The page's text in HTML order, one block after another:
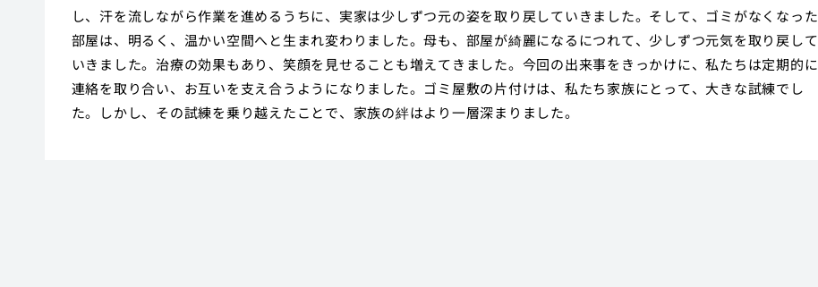
し、汗を流しながら作業を進めるうちに、実家は少しずつ元の姿を取り戻していきました。そして、ゴミがなくなった
部屋は、明るく、温かい空間へと生まれ変わりました。母も、部屋が綺麗になるにつれて、少しずつ元気を取り戻して
いきました。治療の効果もあり、笑顔を見せることも増えてきました。今回の出来事をきっかけに、私たちは定期的に
連絡を取り合い、お互いを支え合うようになりました。ゴミ屋敷の片付けは、私たち家族にとって、大きな試練でし
た。しかし、その試練を乗り越えたことで、家族の絆はより一層深まりました。